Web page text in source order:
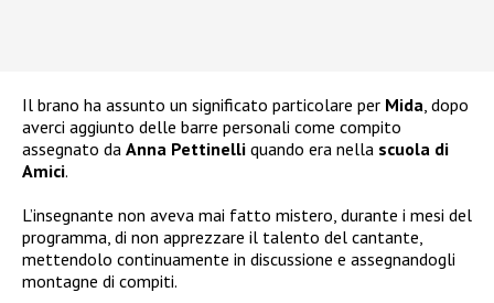
Il brano ha assunto un significato particolare per Mida , dopo
averci aggiunto delle barre personali come compito
assegnato da Anna Pettinelli quando era nella scuola di
Amici.
L’insegnante non aveva mai fatto mistero, durante i mesi del
programma, di non apprezzare il talento del cantante,
mettendolo continuamente in discussione e assegnandogli
montagne di compiti.